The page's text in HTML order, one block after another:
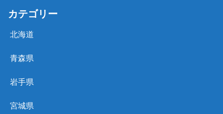
カテゴリー
北海道
青森県
岩手県
宮城県